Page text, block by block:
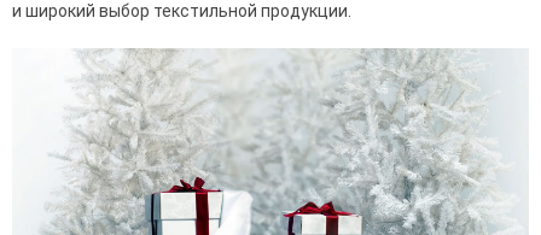
и широкий выбор текстильной продукции.